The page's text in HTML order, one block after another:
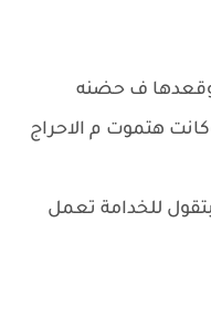
ف حضنه
هتموت م الاحراج
للخدامة تعمل